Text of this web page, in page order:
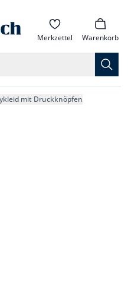
Merkzettel Warenkorb
mit Druckknöpfen